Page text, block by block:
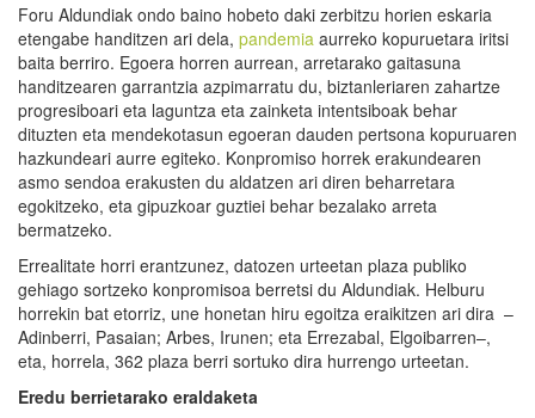
Foru Aldundiak ondo baino hobeto daki zerbitzu horien eskaria
etengabe handitzen ari dela, pandemia aurreko kopuruetara iritsi
baita berriro. Egoera horren aurrean, arretarako gaitasuna
handitzearen garrantzia azpimarratu du, biztanleriaren zahartze
progresiboari eta laguntza eta zainketa intentsiboak behar
dituzten eta mendekotasun egoeran dauden pertsona kopuruaren
hazkundeari aurre egiteko. Konpromiso horrek erakundearen
asmo sendoa erakusten du aldatzen ari diren beharretara
egokitzeko, eta gipuzkoar guztiei behar bezalako arreta
bermatzeko.
Errealitate horri erantzunez, datozen urteetan plaza publiko
gehiago sortzeko konpromisoa berretsi du Aldundiak. Helburu
horrekin bat etorriz, une honetan hiru egoitza eraikitzen ari dira –
Adinberri, Pasaian; Arbes, Irunen; eta Errezabal, Elgoibarren–,
eta, horrela, 362 plaza berri sortuko dira hurrengo urteetan.
Eredu berrietarako eraldaketa